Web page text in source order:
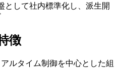
として社内標準化し、派生開
徴
ルタイム制御を中心とした組